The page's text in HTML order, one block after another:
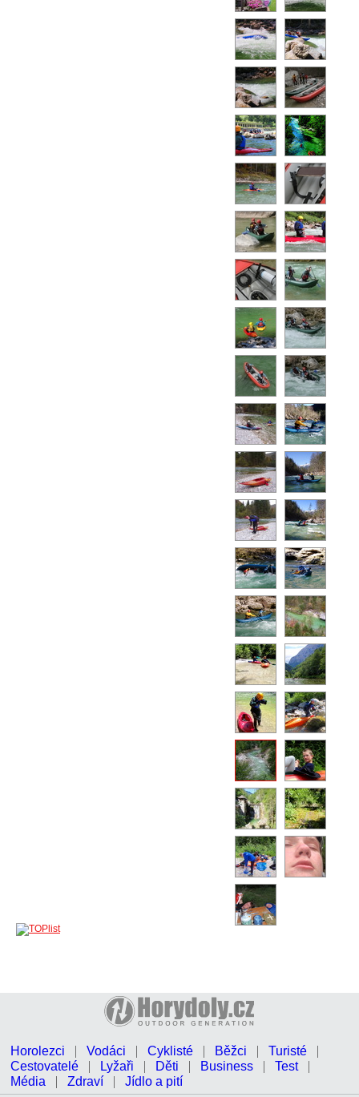
Horolezci Vodáci Cyklisté Běžci
Turisté
Cestovatelé
Lyžaři Děti Business
Test
Média
Zdraví Jídlo a pití